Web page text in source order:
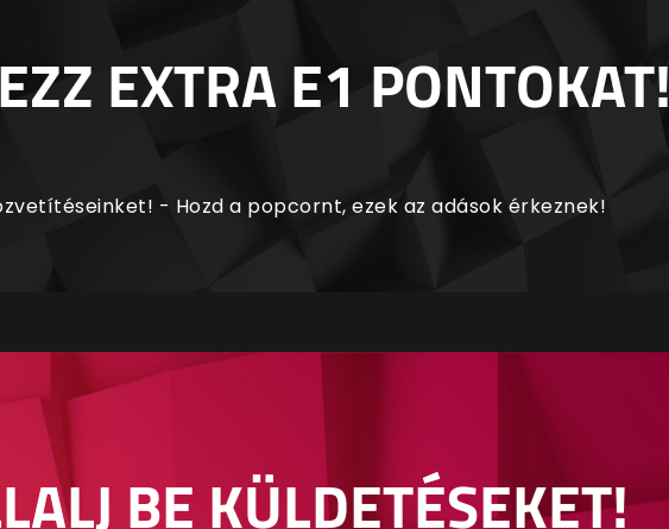
EXTRA E1 PONTOKAT!
- Hozd a popcornt, ezek az adások érkeznek!
BE KÜLDETÉSEKET!